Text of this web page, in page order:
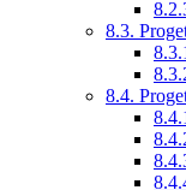
8.3.
8.4.